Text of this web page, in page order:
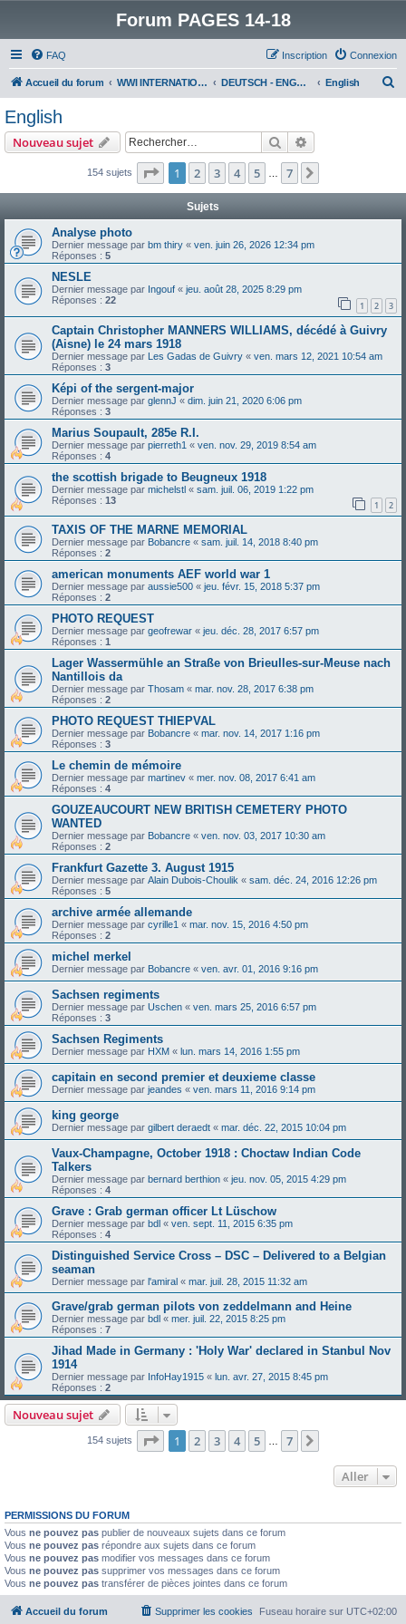
Forum PAGES 14-18
FAQ Connexion
Inscription
Accueil du forum WWI INTERNATIONAL FORUM DEUTSCH - ENGLISH English
English
Nouveau sujet Rechercher
154 sujets Page 1sur7
1 2 3 4 5 7
Sujets
Analyse photo
Dernier message par bm thiry « ven. juin 26, 2026 12:34 pm
Réponses : 5
NESLE
Dernier message par Ingouf « jeu. août 28, 2025 8:29 pm
Réponses : 22 1 2 3
Captain Christopher MANNERS WILLIAMS, décédé à Guivry
(Aisne) le 24 mars 1918
Dernier message par Les Gadas de Guivry « ven. mars 12, 2021 10:54 am
Réponses : 3
Képi of the sergent-major
Dernier message par glennJ « dim. juin 21, 2020 6:06 pm
Réponses : 3
Marius Soupault, 285e R.I.
Dernier message par pierreth1 « ven. nov. 29, 2019 8:54 am
Réponses : 4
the scottish brigade to Beugneux 1918
Dernier message par michelstl « sam. juil. 06, 2019 1:22 pm
Réponses : 13 1 2
TAXIS OF THE MARNE MEMORIAL
Dernier message par Bobancre « sam. juil. 14, 2018 8:40 pm
Réponses : 2
american monuments AEF world war 1
Dernier message par aussie500 « jeu. févr. 15, 2018 5:37 pm
Réponses : 2
PHOTO REQUEST
Dernier message par geofrewar « jeu. déc. 28, 2017 6:57 pm
Réponses : 1
Lager Wassermühle an Straße von Brieulles-sur-Meuse nach
Nantillois da
Dernier message par Thosam « mar. nov. 28, 2017 6:38 pm
Réponses : 2
PHOTO REQUEST THIEPVAL
Dernier message par Bobancre « mar. nov. 14, 2017 1:16 pm
Réponses : 3
Le chemin de mémoire
Dernier message par martinev « mer. nov. 08, 2017 6:41 am
Réponses : 4
GOUZEAUCOURT NEW BRITISH CEMETERY PHOTO
WANTED
Dernier message par Bobancre « ven. nov. 03, 2017 10:30 am
Réponses : 2
Frankfurt Gazette 3. August 1915
Dernier message par Alain Dubois-Choulik « sam. déc. 24, 2016 12:26 pm
Réponses : 5
archive armée allemande
Dernier message par cyrille1 « mar. nov. 15, 2016 4:50 pm
Réponses : 2
michel merkel
Dernier message par Bobancre « ven. avr. 01, 2016 9:16 pm
Sachsen regiments
Dernier message par Uschen « ven. mars 25, 2016 6:57 pm
Réponses : 3
Sachsen Regiments
Dernier message par HXM « lun. mars 14, 2016 1:55 pm
capitain en second premier et deuxieme classe
Dernier message par jeandes « ven. mars 11, 2016 9:14 pm
king george
Dernier message par gilbert deraedt « mar. déc. 22, 2015 10:04 pm
Vaux-Champagne, October 1918 : Choctaw Indian Code
Talkers
Dernier message par bernard berthion « jeu. nov. 05, 2015 4:29 pm
Réponses : 4
Grave : Grab german officer Lt Lüschow
Dernier message par bdl « ven. sept. 11, 2015 6:35 pm
Réponses : 4
Distinguished Service Cross – DSC – Delivered to a Belgian
seaman
Dernier message par l'amiral « mar. juil. 28, 2015 11:32 am
Grave/grab german pilots von zeddelmann and Heine
Dernier message par bdl « mer. juil. 22, 2015 8:25 pm
Réponses : 7
Jihad Made in Germany : 'Holy War' declared in Stanbul Nov
1914
Dernier message par InfoHay1915 « lun. avr. 27, 2015 8:45 pm
Réponses : 2
Nouveau sujet
154 sujets Page 1sur7
1 2 3 4 5 7
Aller
PERMISSIONS DU FORUM
Vous ne pouvez pas publier de nouveaux sujets dans ce forum
Vous ne pouvez pas répondre aux sujets dans ce forum
Vous ne pouvez pas modifier vos messages dans ce forum
Vous ne pouvez pas supprimer vos messages dans ce forum
Vous ne pouvez pas transférer de pièces jointes dans ce forum
Accueil du forum Fuseau horaire sur UTC+02:00
Supprimer les cookies